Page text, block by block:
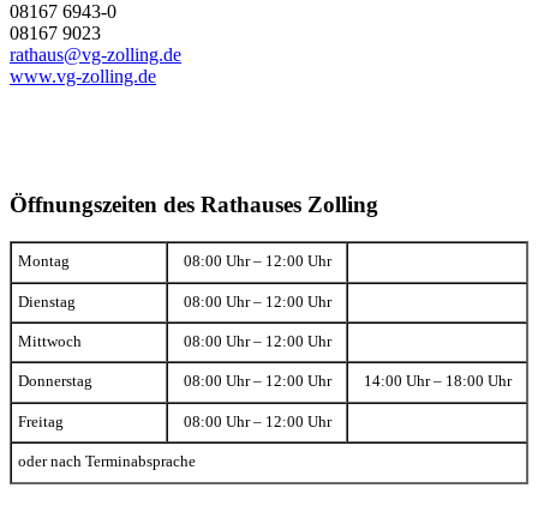
08167 6943-0
08167 9023
rathaus@vg-zolling.de
www.vg-zolling.de
Öffnungszeiten des Rathauses Zolling
Montag 08:00 Uhr – 12:00 Uhr
Dienstag 08:00 Uhr – 12:00 Uhr
Mittwoch 08:00 Uhr – 12:00 Uhr
Donnerstag 08:00 Uhr – 12:00 Uhr 14:00 Uhr – 18:00 Uhr
Freitag 08:00 Uhr – 12:00 Uhr
oder nach Terminabsprache